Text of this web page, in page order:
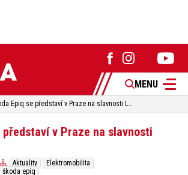
MENU
Škoda Epiq se představí v Praze na slavnosti Legendy 2026
představí v Praze na slavnosti
Aktuality
Elektromobilita
škoda epiq